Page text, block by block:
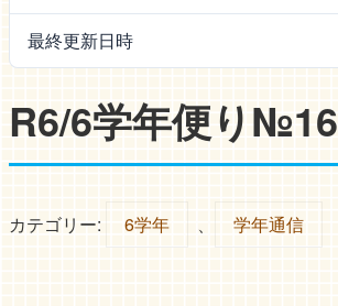
最終更新日時
R6/6学年便り№16
カテゴリー: 6学年 、 学年通信